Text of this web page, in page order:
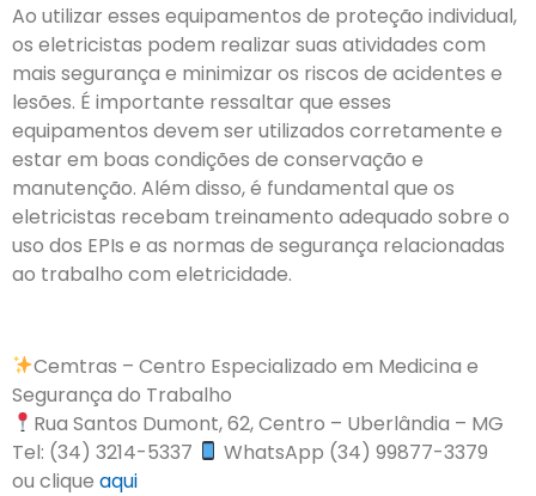
Ao utilizar esses equipamentos de proteção individual,
os eletricistas podem realizar suas atividades com
mais segurança e minimizar os riscos de acidentes e
lesões. É importante ressaltar que esses
equipamentos devem ser utilizados corretamente e
estar em boas condições de conservação e
manutenção. Além disso, é fundamental que os
eletricistas recebam treinamento adequado sobre o
uso dos EPIs e as normas de segurança relacionadas
ao trabalho com eletricidade.
Cemtras – Centro Especializado em Medicina e
Segurança do Trabalho
Rua Santos Dumont, 62, Centro – Uberlândia – MG
Tel: (34) 3214-5337
WhatsApp (34) 99877-3379
ou clique aqui